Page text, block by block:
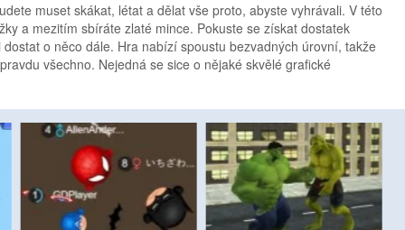
muset skákat, létat a dělat vše proto, abyste vyhrávali. V této
a mezitím sbíráte zlaté mince. Pokuste se získat dostatek
o něco dále. Hra nabízí spoustu bezvadných úrovní, takže
všechno. Nejedná se sice o nějaké skvělé grafické